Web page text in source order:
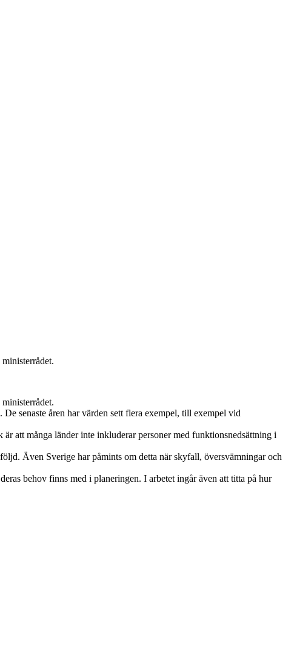
senaste åren har värden sett flera exempel, till exempel vid
att många länder inte inkluderar personer med funktionsnedsättning i
Även Sverige har påmints om detta när skyfall, översvämningar och
behov finns med i planeringen. I arbetet ingår även att titta på hur